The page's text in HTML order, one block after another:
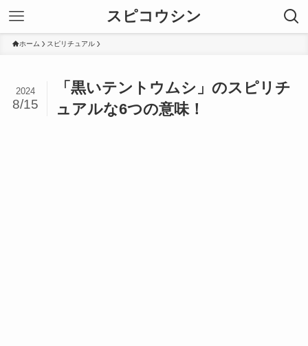
スピコウシン
ホーム スピリチュアル
「黒いテントウムシ」のスピリチ
ュアルな6つの意味！
2024
8/15